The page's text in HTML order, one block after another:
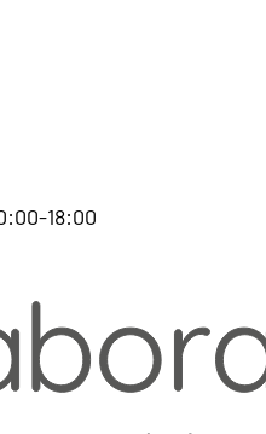
18:00